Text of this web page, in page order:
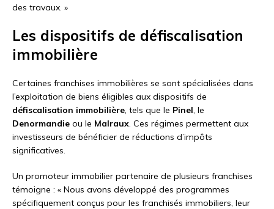
des travaux. »
Les dispositifs de défiscalisation
immobilière
Certaines franchises immobilières se sont spécialisées dans
l’exploitation de biens éligibles aux dispositifs de
défiscalisation immobilière, tels que le Pinel, le
Denormandie ou le Malraux. Ces régimes permettent aux
investisseurs de bénéficier de réductions d’impôts
significatives.
Un promoteur immobilier partenaire de plusieurs franchises
témoigne : « Nous avons développé des programmes
spécifiquement conçus pour les franchisés immobiliers, leur